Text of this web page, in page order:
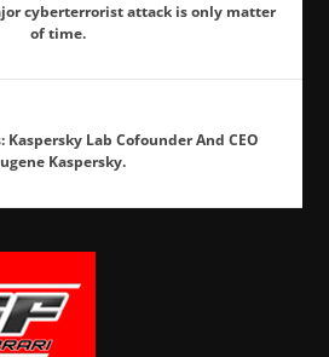
cyberterrorist attack is only matter
of time.
Kaspersky Lab Cofounder And CEO
Kaspersky.